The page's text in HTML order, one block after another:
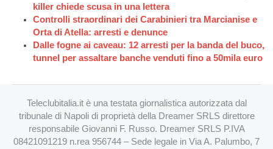
killer chiede scusa in una lettera
Controlli straordinari dei Carabinieri tra Marcianise e
Orta di Atella: arresti e denunce
Dalle fogne ai caveau: 12 arresti per la banda del buco,
tunnel per assaltare banche venduti fino a 50mila euro
Teleclubitalia.it è una testata giornalistica autorizzata dal
tribunale di Napoli di proprietà della Dreamer SRLS direttore
responsabile Giovanni F. Russo. Dreamer SRLS P.IVA
08421091219 n.rea 956744 – Sede legale in Via A. Palumbo, 7